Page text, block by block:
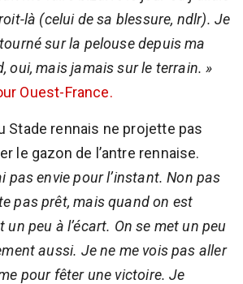
là (celui de sa blessure, ndlr). Je
sur la pelouse depuis ma
oui, mais jamais sur le terrain. »
Ouest-France.
Stade rennais ne projette pas
le gazon de l’antre rennaise.
pas envie pour l’instant. Non pas
pas prêt, mais quand on est
un peu à l’écart. On se met un peu
aussi. Je ne me vois pas aller
pour fêter une victoire. Je